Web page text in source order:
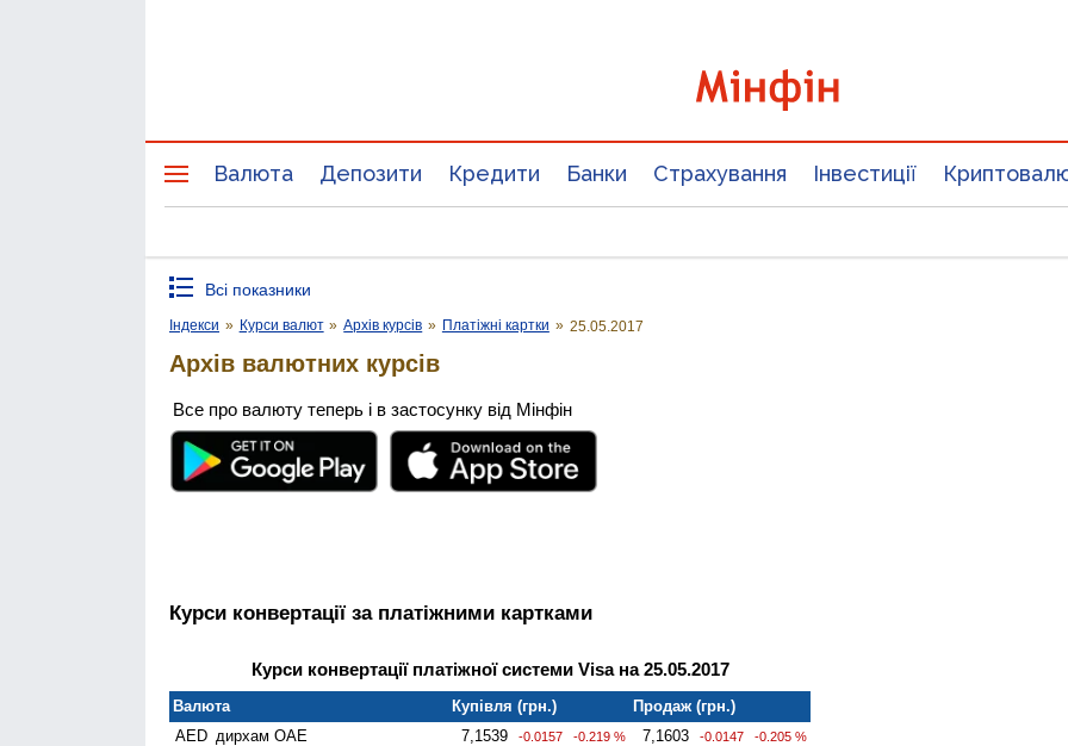
Валюта Депозити Кредити Банки Страхування Інвестиції
Всі показники
Індекси » Курси валют » Архів курсів » Платіжні картки » 25.05.2017
Архів валютних курсів
Все про валюту теперь і в застосунку від Мінфін
Курси конвертації за платіжними картками
Курси конвертації платіжної системи Visa на 25.05.2017
Валюта Купівля (грн.)
Продаж (грн.)
AED дирхам ОАЕ 7,1539 -0.0157 -0.219 % 7,1603 -0.0147 -0.205 %